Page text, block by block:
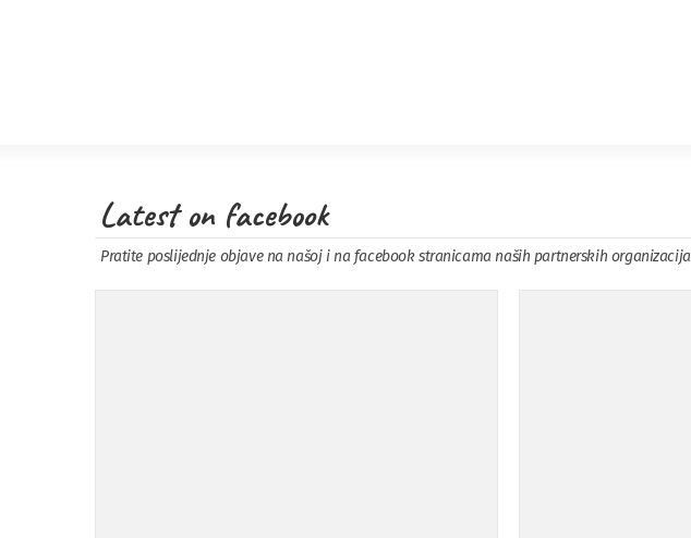
Latest on facebook
Pratite poslijednje objave na našoj i na facebook stranicama naših partnerskih organizacija